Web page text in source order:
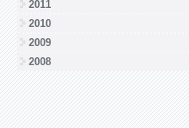
2011
2010
2009
2008